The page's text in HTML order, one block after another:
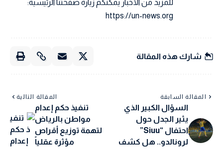
للمزيد من الأخبار يمكنكم زيارة صفحتنا الرئيسية:
https://un-news.org
شارك هذه المقالة
المقالة السابقة
السؤال الكبير الذي
يثير الجدل حول
احتفال “Siuu”
لرونالدو.. هل كشف
المقالة التالية
تنفيذ حكم إعدام
مواطن بالرياض
لتهمة توزيع أقراص
مؤثرة عقلياً